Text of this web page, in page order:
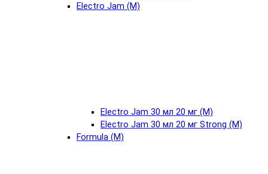
Electro Jam (М)
Electro Jam 30 мл 20 мг (М)
Electro Jam 30 мл 20 мг Strong (М)
Formula (М)